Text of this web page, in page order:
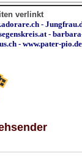
verlinkt
-
-
- www.pater-pio.de